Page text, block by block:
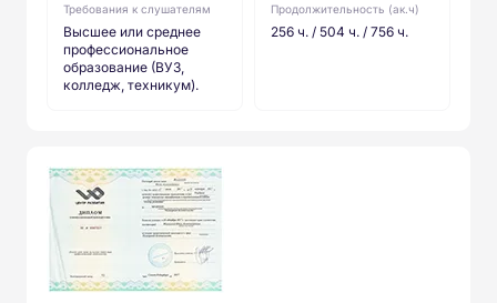
Требования к слушателям
Высшее или среднее
профессиональное
образование (ВУЗ,
колледж, техникум).
Продолжительность (ак.ч)
256 ч. / 504 ч. / 756 ч.